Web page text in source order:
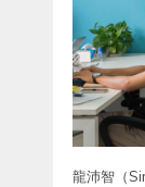
龍沛智（